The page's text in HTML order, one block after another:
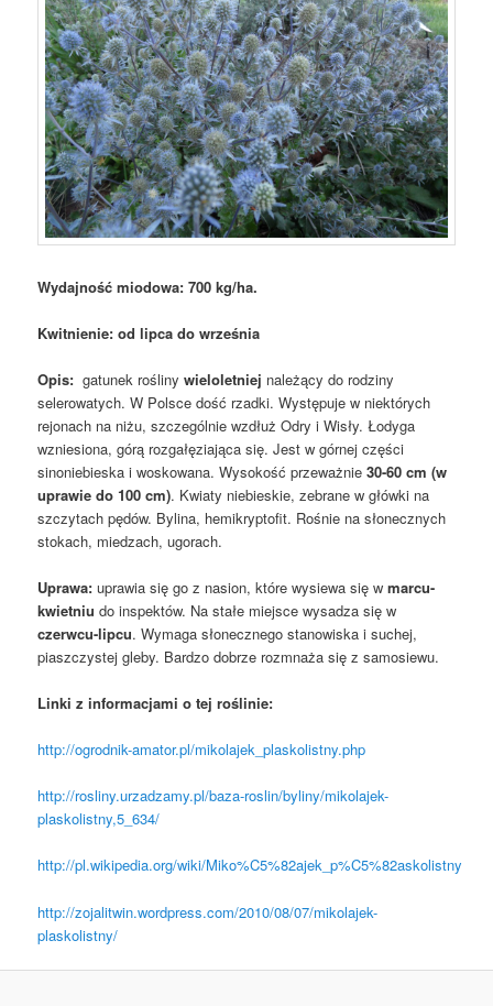
Wydajność miodowa: 700 kg/ha.
Kwitnienie: od lipca do września
Opis: gatunek roślinywieloletniej należący do rodziny
selerowatych. W Polsce dość rzadki. Występuje w niektórych
rejonach na niżu, szczególnie wzdłuż Odry i Wisły. Łodyga
wzniesiona, górą rozgałęziająca się. Jest w górnej części
sinoniebieska i woskowana. Wysokość przeważnie 30-60 cm (w
uprawie do 100 cm). Kwiaty niebieskie, zebrane w główki na
szczytach pędów. Bylina, hemikryptofit. Rośnie na słonecznych
stokach, miedzach, ugorach.
Uprawa:uprawia się go z nasion, które wysiewa się w marcu-
kwietniu do inspektów. Na stałe miejsce wysadza się w
czerwcu-lipcu. Wymaga słonecznego stanowiska i suchej,
piaszczystej gleby. Bardzo dobrze rozmnaża się z samosiewu.
Linki z informacjami o tej roślinie:
http://ogrodnik-amator.pl/mikolajek_plaskolistny.php
http://rosliny.urzadzamy.pl/baza-roslin/byliny/mikolajek-
plaskolistny,5_634/
http://pl.wikipedia.org/wiki/Miko%C5%82ajek_p%C5%82askolistny
http://zojalitwin.wordpress.com/2010/08/07/mikolajek-
plaskolistny/